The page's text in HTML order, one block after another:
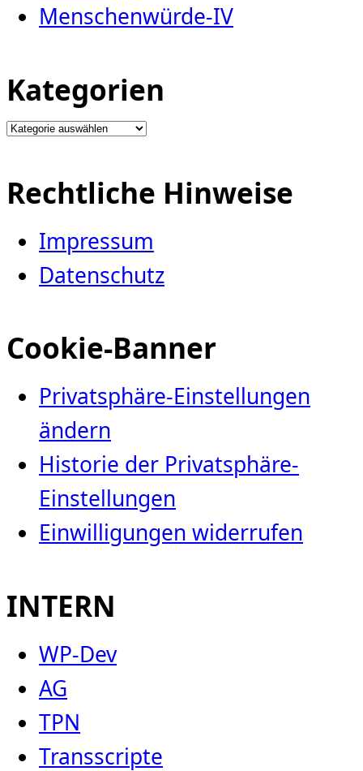
Menschenwürde-IV
Kategorien
Kategorien
Rechtliche Hinweise
Impressum
Datenschutz
Cookie-Banner
Privatsphäre-Einstellungen
ändern
Historie der Privatsphäre-
Einstellungen
Einwilligungen widerrufen
INTERN
WP-Dev
AG
TPN
Transscripte